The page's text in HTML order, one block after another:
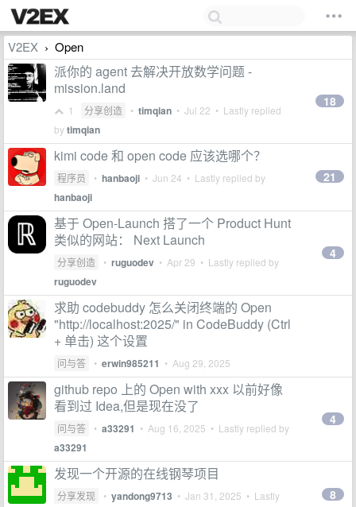
V2EX › Open
派你的 agent 去解决开放数学问题 -
mission.land
1 分享创造 • timqian • Jul 22 • Lastly replied
bytimqian
18
kimi code 和 open code 应该选哪个？
程序员 • hanbaoji • Jun 24 • Lastly replied by
hanbaoji
21
基于 Open-Launch 搭了一个 Product Hunt
类似的网站： Next Launch
分享创造 • ruguodev • Apr 29 • Lastly replied by
ruguodev
4
求助 codebuddy 怎么关闭终端的 Open
"http://localhost:2025/" in CodeBuddy (Ctrl
+ 单击) 这个设置
问与答 • erwin985211 • Aug 29, 2025
github repo 上的 Open with xxx 以前好像
看到过 Idea,但是现在没了
问与答 • a33291 • Aug 16, 2025 • Lastly replied by
a33291
4
发现一个开源的在线钢琴项目
分享发现 • yandong9713 • Jan 31, 2025 • Lastly
8